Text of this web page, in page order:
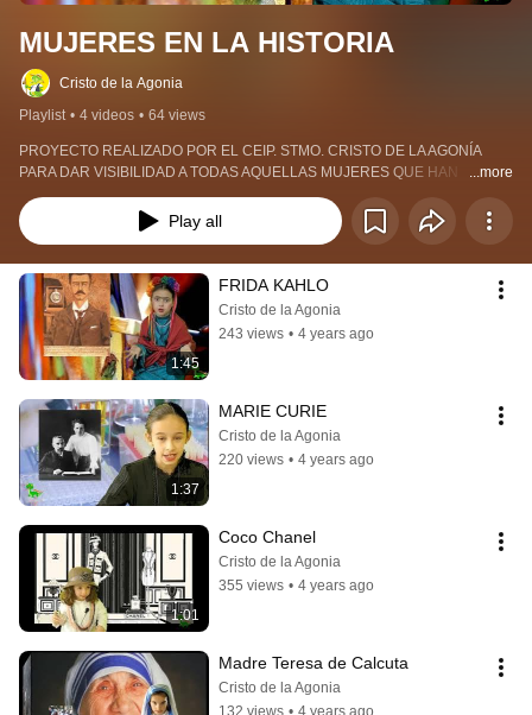
MUJERES EN LA HISTORIA
Cristo de la Agonia
Playlist • 4 videos • 64 views
PROYECTO REALIZADO POR EL CEIP. STMO. CRISTO DE LA AGONÍA
PARA DAR VISIBILIDAD A TODAS AQUELLAS MUJERES QUE HAN
MARCADO LA HISTORIA  CON SU VALENTÍA, PERSEVERANCIA Y
FORTALEZA.
...more
Play all
1:45
FRIDA KAHLO
Cristo de la Agonia
243 views • 4 years ago
1:37
MARIE CURIE
Cristo de la Agonia
220 views • 4 years ago
1:01
Coco Chanel
Cristo de la Agonia
355 views • 4 years ago
Madre Teresa de Calcuta
Cristo de la Agonia
132 views • 4 years ago